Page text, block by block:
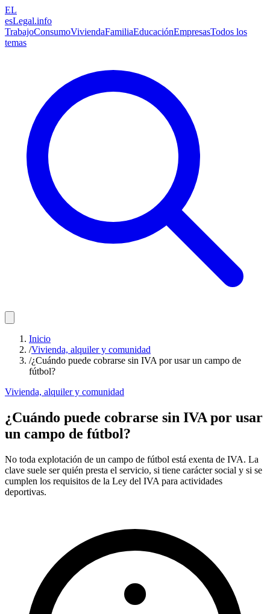
EL
esLegal.info
TrabajoConsumoViviendaFamiliaEducaciónEmpresasTodos los
temas
Inicio
/Vivienda, alquiler y comunidad
/¿Cuándo puede cobrarse sin IVA por usar un campo de
fútbol?
Vivienda, alquiler y comunidad
¿Cuándo puede cobrarse sin IVA por usar
un campo de fútbol?
No toda explotación de un campo de fútbol está exenta de IVA. La
clave suele ser quién presta el servicio, si tiene carácter social y si se
cumplen los requisitos de la Ley del IVA para actividades
deportivas.